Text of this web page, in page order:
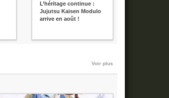
L’héritage continue :
Jujutsu Kaisen Modulo
arrive en août !
Voir plus